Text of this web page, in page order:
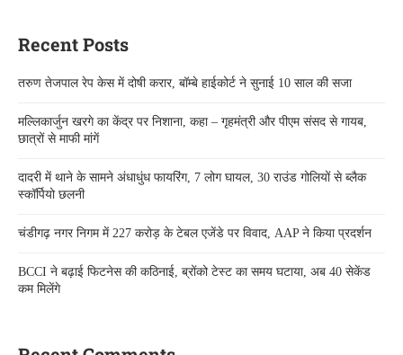
Recent Posts
तरुण तेजपाल रेप केस में दोषी करार, बॉम्बे हाईकोर्ट ने सुनाई 10 साल की सजा
मल्लिकार्जुन खरगे का केंद्र पर निशाना, कहा – गृहमंत्री और पीएम संसद से गायब,
छात्रों से माफी मांगें
दादरी में थाने के सामने अंधाधुंध फायरिंग, 7 लोग घायल, 30 राउंड गोलियों से ब्लैक
स्कॉर्पियो छलनी
चंडीगढ़ नगर निगम में 227 करोड़ के टेबल एजेंडे पर विवाद, AAP ने किया प्रदर्शन
BCCI ने बढ़ाई फिटनेस की कठिनाई, ब्रोंको टेस्ट का समय घटाया, अब 40 सेकेंड
कम मिलेंगे